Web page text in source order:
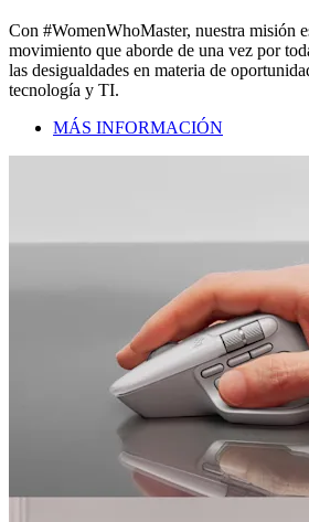
Con #WomenWhoMaster, nuestra misión
movimiento que aborde de una vez por
las desigualdades en materia de
tecnología y TI.
MÁS INFORMACIÓN